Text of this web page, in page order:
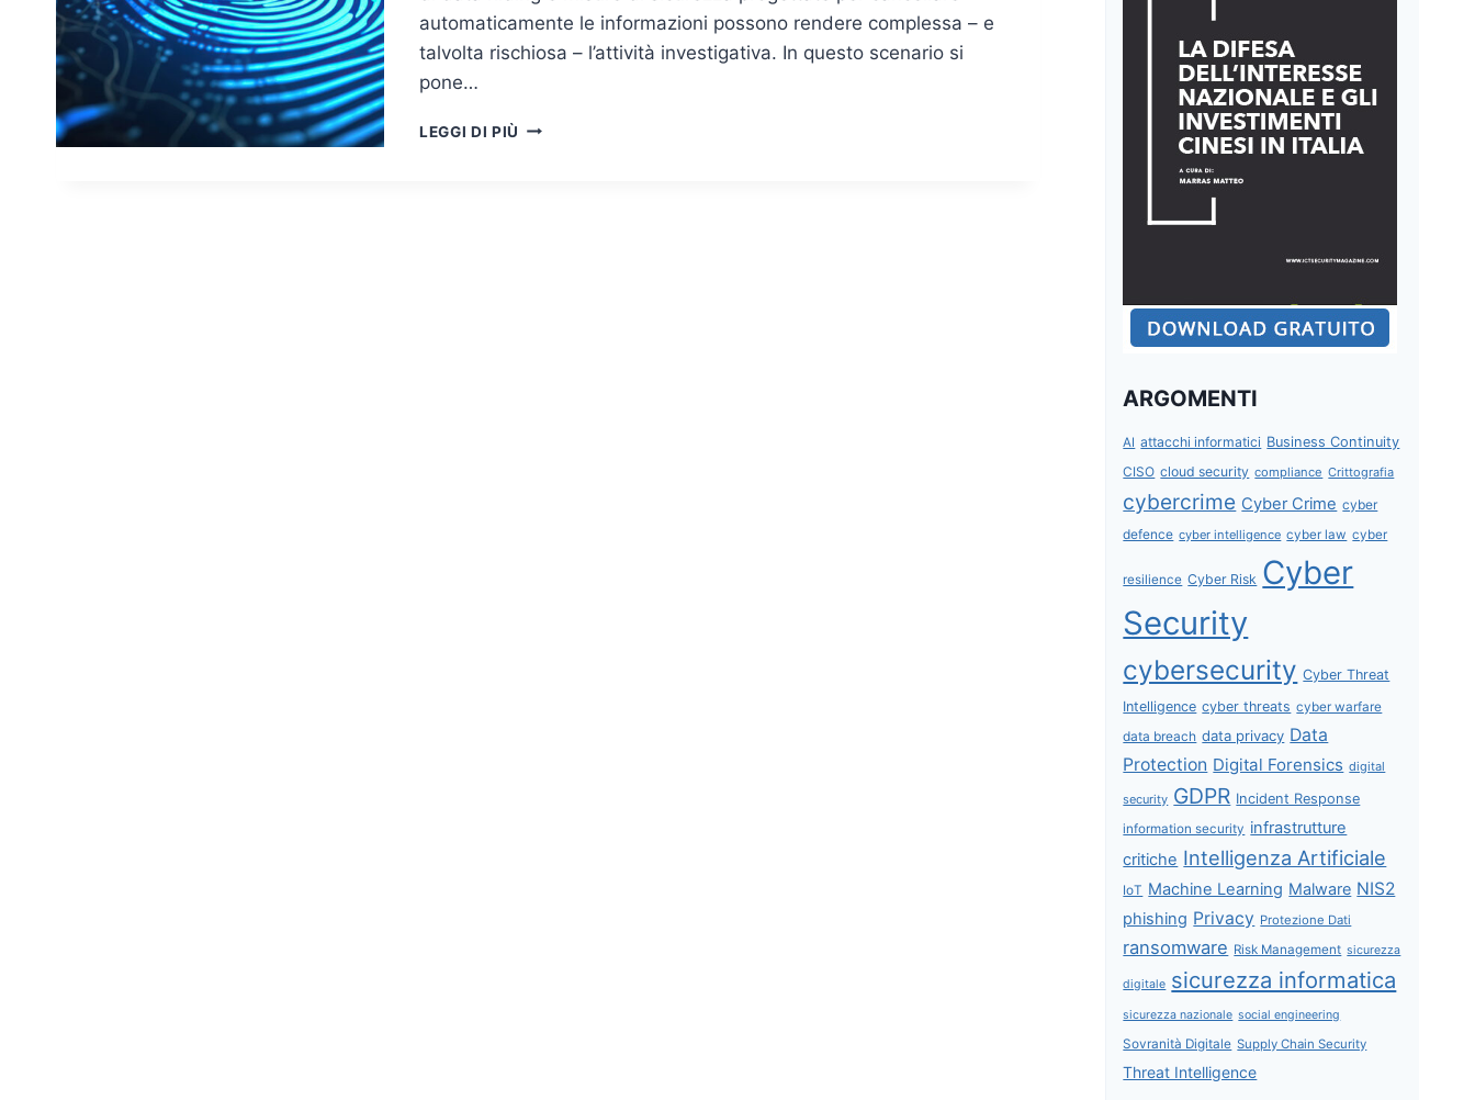
automaticamente le informazioni possono rendere complessa – e
talvolta rischiosa – l’attività investigativa. In questo scenario si
pone…
LEGGI DI PIÙ RUOLO
ARGOMENTI
AI attacchi informatici Business Continuity
CISO cloud security compliance Crittografia
cybercrime Cyber Crime cyber
defence cyber intelligence cyber law cyber
resilience Cyber Risk Cyber
Security
cybersecurity Cyber Threat
Intelligence cyber threats cyber warfare
data breach data privacy Data
Protection Digital Forensics digital
security GDPR Incident Response
information security infrastrutture
critiche Intelligenza Artificiale
IoT Machine Learning Malware NIS2
phishing Privacy Protezione Dati
ransomware Risk Management sicurezza
digitale sicurezza informatica
sicurezza nazionale social engineering
Sovranità Digitale Supply Chain Security
Threat Intelligence